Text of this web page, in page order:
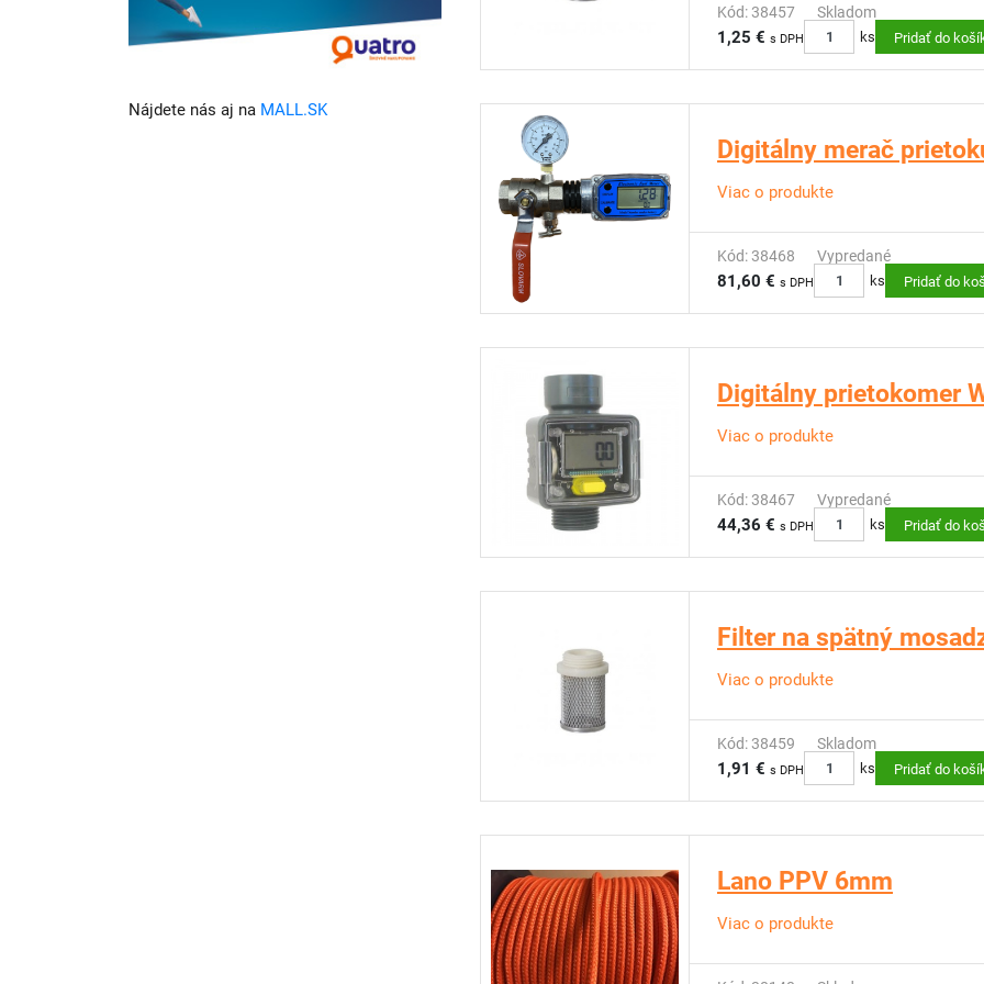
Nájdete nás aj na MALL.SK
Kód: 38457 Skladom
1,25 € s DPH ks Pridať do
Digitálny merač
Viac o produkte
Kód: 38468 Vypredané
81,60 € s DPH ks Pridať do
Digitálny prietokomer
Viac o produkte
Kód: 38467 Vypredané
44,36 € s DPH ks Pridať do
Filter na spätný
Viac o produkte
Kód: 38459 Skladom
1,91 € s DPH ks Pridať do
Lano PPV 6mm
Viac o produkte